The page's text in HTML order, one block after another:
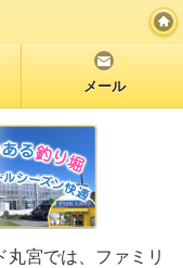
メール
宮では、ファミリ